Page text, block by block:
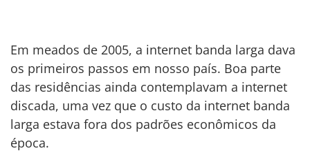
Em meados de 2005, a internet banda larga dava
os primeiros passos em nosso país. Boa parte
das residências ainda contemplavam a internet
discada, uma vez que o custo da internet banda
larga estava fora dos padrões econômicos da
época.